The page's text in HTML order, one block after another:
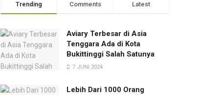
Trending Comments Latest
Aviary Terbesar di Asia
Tenggara Ada di Kota
Bukittinggi Salah Satunya
7 JUNI 2024
Lebih Dari 1000 Orang